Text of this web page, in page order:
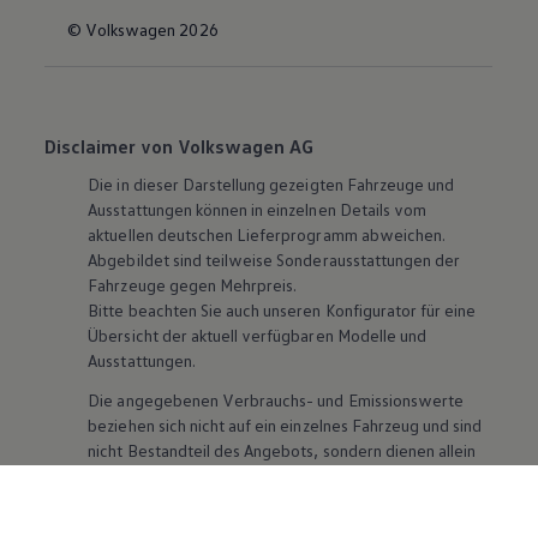
© Volkswagen 2026
Disclaimer von Volkswagen AG
Die in dieser Darstellung gezeigten Fahrzeuge und
Ausstattungen können in einzelnen Details vom
aktuellen deutschen Lieferprogramm abweichen.
Abgebildet sind teilweise Sonderausstattungen der
Fahrzeuge gegen Mehrpreis.
Bitte beachten Sie auch unseren Konfigurator für eine
Übersicht der aktuell verfügbaren Modelle und
Ausstattungen.
Die angegebenen Verbrauchs- und Emissionswerte
beziehen sich nicht auf ein einzelnes Fahrzeug und sind
nicht Bestandteil des Angebots, sondern dienen allein